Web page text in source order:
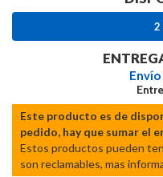
2
Este producto es de
pedido, hay que sumar el
Estos productos pueden
son reclamables, mas